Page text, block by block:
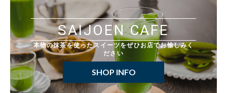
SAIJOEN CAFE
本物の抹茶を使ったスイーツをぜひお店でお愉しみく
ださい
SHOP INFO